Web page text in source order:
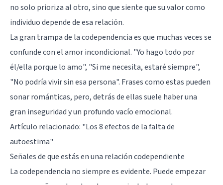
no solo prioriza al otro, sino que siente que su valor como
individuo depende de esa relación.
La gran trampa de la codependencia es que muchas veces se
confunde con el amor incondicional. "Yo hago todo por
él/ella porque lo amo", "Si me necesita, estaré siempre",
"No podría vivir sin esa persona". Frases como estas pueden
sonar románticas, pero, detrás de ellas suele haber una
gran inseguridad y un profundo vacío emocional.
Artículo relacionado: "Los 8 efectos de la falta de
autoestima"
Señales de que estás en una relación codependiente
La codependencia no siempre es evidente. Puede empezar